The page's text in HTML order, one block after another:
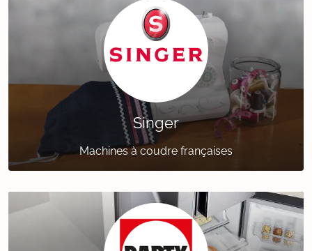
Singer
Machines à coudre françaises